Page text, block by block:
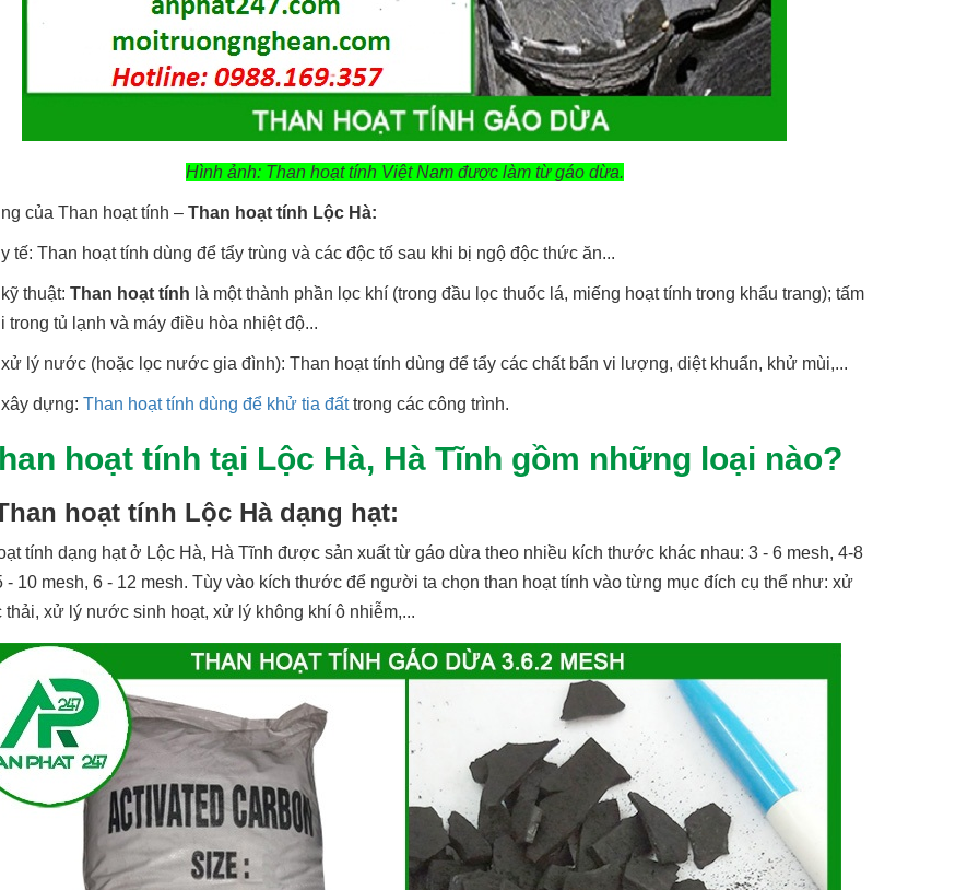
Hình ảnh: Than hoạt tính Việt Nam được làm từ gáo dừa.
của Than hoạt tính – Than hoạt tính Lộc Hà:
tế: Than hoạt tính dùng để tẩy trùng và các độc tố sau khi bị ngộ độc thức ăn...
thuật: Than hoạt tính là một thành phần lọc khí (trong đầu lọc thuốc lá, miếng hoạt tính trong khẩu trang); tấm
trong tủ lạnh và máy điều hòa nhiệt độ...
lý nước (hoặc lọc nước gia đình): Than hoạt tính dùng để tẩy các chất bẩn vi lượng, diệt khuẩn, khử mùi,...
dựng: Than hoạt tính dùng để khử tia đấttrong các công trình.
hoạt tính tại Lộc Hà, Hà Tĩnh gồm những loại nào?
hoạt tính Lộc Hà dạng hạt:
tính dạng hạt ở Lộc Hà, Hà Tĩnh được sản xuất từ gáo dừa theo nhiều kích thước khác nhau: 3 - 6 mesh, 4-8
- 10 mesh, 6 - 12 mesh. Tùy vào kích thước để người ta chọn than hoạt tính vào từng mục đích cụ thể như: xử
xử lý nước sinh hoạt, xử lý không khí ô nhiễm,...